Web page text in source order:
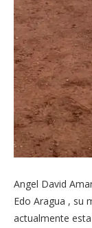
Angel David
Edo Aragua , su
actualmente